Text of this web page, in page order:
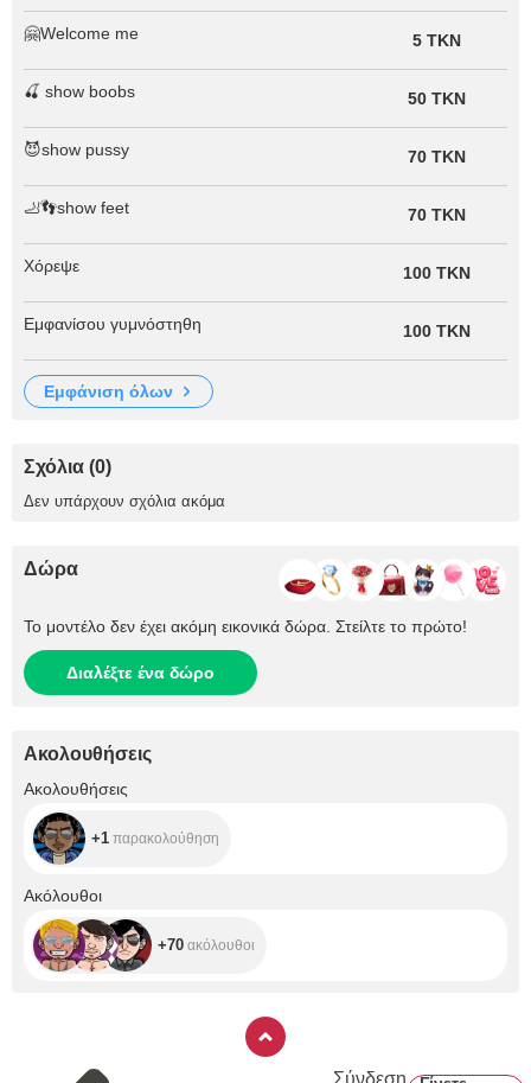
🤗Welcome me 5 TKN
🍒 show boobs 50 TKN
😈show pussy 70 TKN
🦶👣show feet 70 TKN
Χόρεψε 100 TKN
Εμφανίσου γυμνόστηθη 100 TKN
εμφάνιση όλων
Σχόλια (0)
Δεν υπάρχουν σχόλια ακόμα
Δώρα
Το μοντέλο δεν έχει ακόμη εικονικά δώρα. Στείλτε το πρώτο!
Διαλέξτε ένα δώρο
Ακολουθήσεις
Ακολουθήσεις
+1
+1 παρακολούθηση
Ακόλουθοι
+70 ακόλουθοι
Σύνδεση